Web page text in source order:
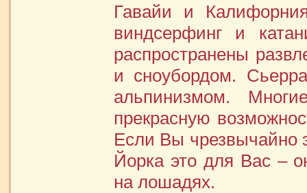
Гавайи и
виндсерфинг и
распространены
и сноубордом.
альпинизмом.
прекрасную
Если Вы чрезвычайно
Йорка это для Вас –
на лошадях.